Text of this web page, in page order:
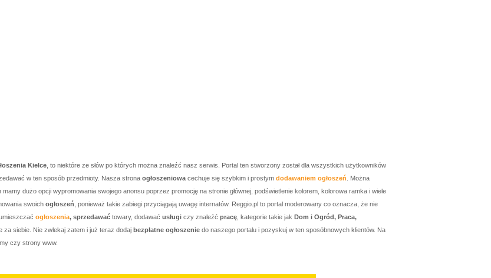
Kielce , to niektóre ze słów po których można znaleźć nasz serwis. Portal ten stworzony został dla wszystkich użytkowników
w ten sposób przedmioty. Nasza strona ogłoszeniowa cechuje się szybkim i prostym dodawaniem ogłoszeń . Można
mamy dużo opcji wypromowania swojego anonsu poprzez promocję na stronie głównej, podświetlenie kolorem, kolorowa ramka i wiele
swoich ogłoszeń , ponieważ takie zabiegi przyciągają uwagę internatów. Reggio.pl to portal moderowany co oznacza, że nie
ogłoszenia, sprzedawać towary, dodawać usługi czy znaleźć pracę , kategorie takie jak Dom i Ogród, Praca,
za siebie. Nie zwlekaj zatem i już teraz dodaj bezpłatne ogłoszenie do naszego portalu i pozyskuj w ten sposóbnowych klientów. Na
czy strony www.